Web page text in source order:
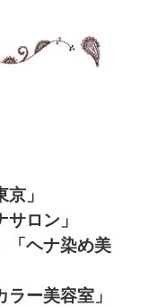
」
ロン」
「ヘナ染め美
ー美容室」